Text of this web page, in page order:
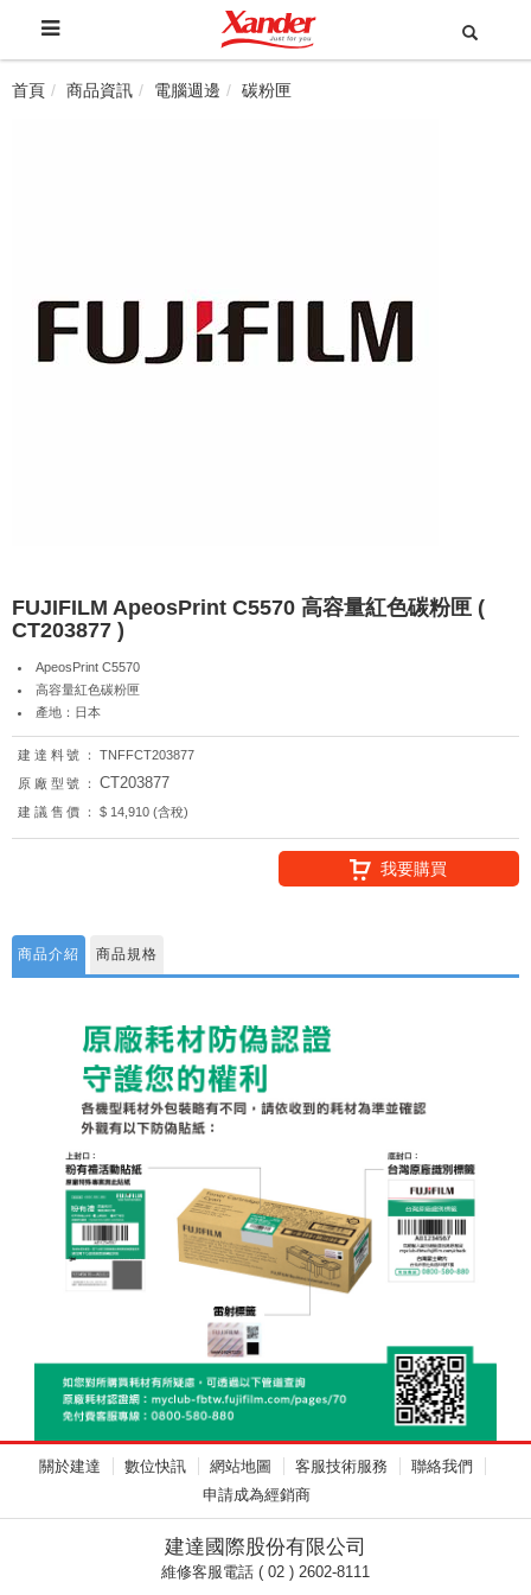
首頁 商品資訊 電腦週邊 碳粉匣
FUJIFILM ApeosPrint C5570 高容量紅色碳粉匣 (
CT203877 )
ApeosPrint C5570
高容量紅色碳粉匣
產地：日本
建達料號：
TNFFCT203877
原廠型號：
CT203877
建議售價： $ 14,910 (含稅)
我要購買
商品介紹 商品規格
關於建達 數位快訊 網站地圖 客服技術服務
聯絡我們
申請成為經銷商
建達國際股份有限公司
維修客服電話 ( 02 ) 2602-8111